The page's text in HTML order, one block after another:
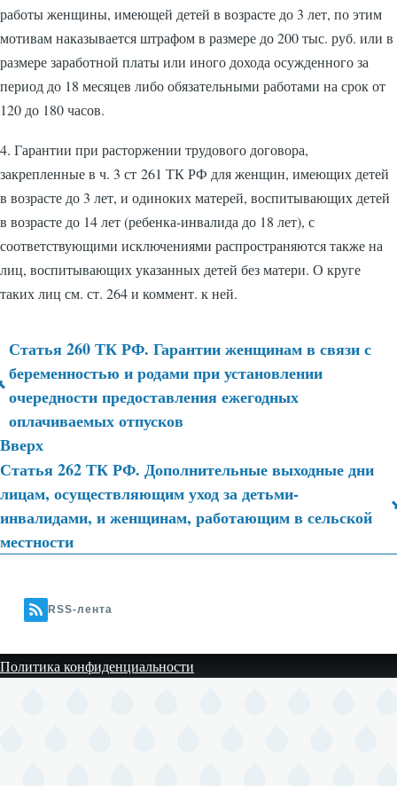
работы женщины, имеющей детей в возрасте до 3 лет, по этим
мотивам наказывается штрафом в размере до 200 тыс. руб. или в
размере заработной платы или иного дохода осужденного за
период до 18 месяцев либо обязательными работами на срок от
120 до 180 часов.
4. Гарантии при расторжении трудового договора,
закрепленные в ч. 3 ст 261 ТК РФ для женщин, имеющих детей
в возрасте до 3 лет, и одиноких матерей, воспитывающих детей
в возрасте до 14 лет (ребенка-инвалида до 18 лет), с
соответствующими исключениями распространяются также на
лиц, воспитывающих указанных детей без матери. О круге
таких лиц см. ст. 264 и коммент. к ней.
Перекрёстные
ссылки
книги
для
500
Статья 260 ТК РФ. Гарантии женщинам в связи с
беременностью и родами при установлении
очередности предоставления ежегодных
оплачиваемых отпусков
Вверх
Статья 262 ТК РФ. Дополнительные выходные дни
лицам, осуществляющим уход за детьми-
инвалидами, и женщинам, работающим в сельской
местности
RSS-лента
Политика конфиденциальности